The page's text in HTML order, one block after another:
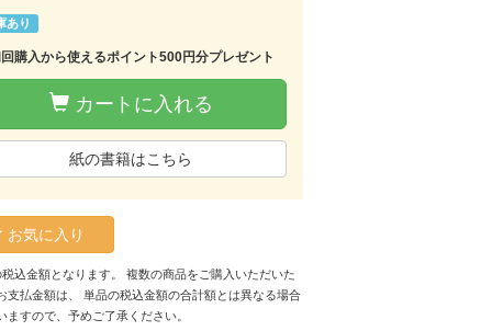
あり
購入から使えるポイント500円分プレゼント
カートに入れる
紙の書籍はこちら
お気に入り
込金額となります。 複数の商品をご購入いただいた
支払金額は、 単品の税込金額の合計額とは異なる場合
ますので、予めご了承ください。